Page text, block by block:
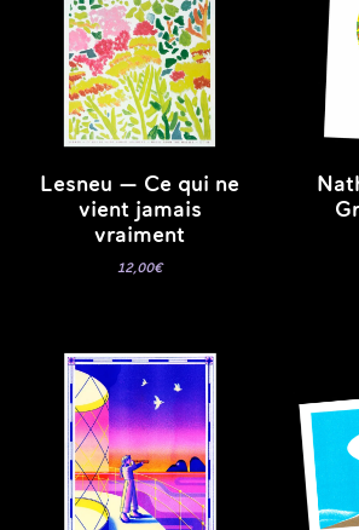
Lesneu — Ce qui ne
vient jamais
vraiment
12,00€